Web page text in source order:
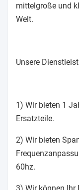
mittelgroße und
Welt.
Unsere
1) Wir bieten 1
Ersatzteile.
2) Wir bieten
60hz.